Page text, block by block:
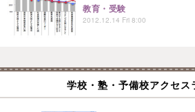
教育・受験
2012.12.14 Fri 8:00
学校・塾・予備校アクセス